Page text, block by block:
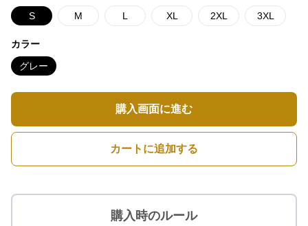
S M L XL 2XL 3XL
カラー
グレー
購入画面に進む
カートに追加する
購入時のルール